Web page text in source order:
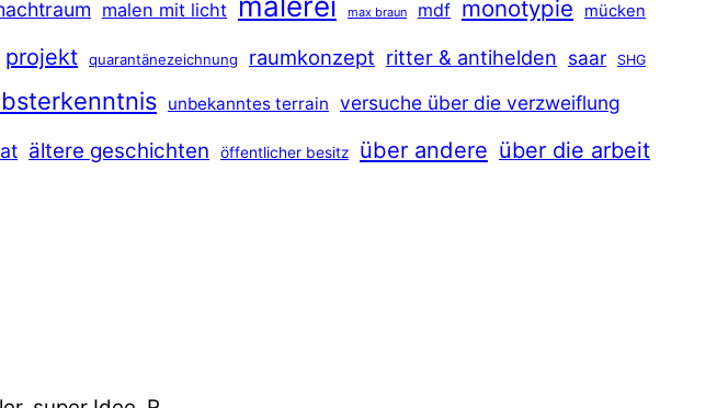
malen mit licht max braun mdf monotypie mücken
projekt quarantänezeichnung raumkonzept ritter & antihelden saar SHG
unbekanntes terrain versuche über die verzweiflung
ältere geschichten öffentlicher besitz über andere über die arbeit